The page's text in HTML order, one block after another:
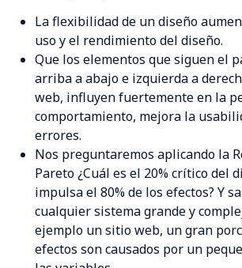
La flexibilidad de un diseño
uso y el rendimiento del diseño.
Que los elementos que siguen el
arriba a abajo e izquierda a
web, influyen fuertemente en la
comportamiento, mejora la
errores.
Nos preguntaremos aplicando la
Pareto ¿Cuál es el 20% crítico del
impulsa el 80% de los efectos? Y
cualquier sistema grande y
ejemplo un sitio web, un gran
efectos son causados por un